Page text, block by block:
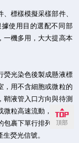
標樣模擬采樣部件、
使用目的選配不同部
一機多用，大大提高本
光染色後製成懸液標
，用不含細胞或微粒的
鞘液管入口方向與待測
粒高速流動，形成一
裹下單行排列，依次
熒光信號。
頂部